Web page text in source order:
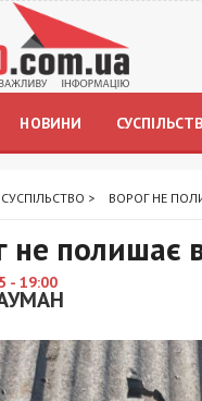
НОВИНИ
СУСПІЛЬСТВО > ВОРОГ НЕ
не полишає
- 19:00